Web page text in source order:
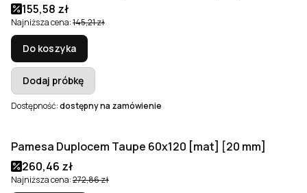
Cena promocyjna
155,58 zł
Najniższa cena:145,21 zł
Do koszyka
Dodaj próbkę
Dostępność:dostępny na zamówienie
Okazja
Pamesa Duplocem Taupe 60x120 [mat] [20 mm]
Cena promocyjna
260,46 zł
Najniższa cena:272,86 zł